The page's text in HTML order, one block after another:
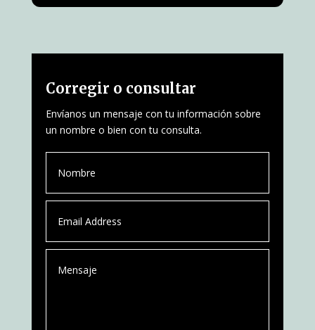
Corregir o consultar
Envíanos un mensaje con tu información sobre
un nombre o bien con tu consulta.